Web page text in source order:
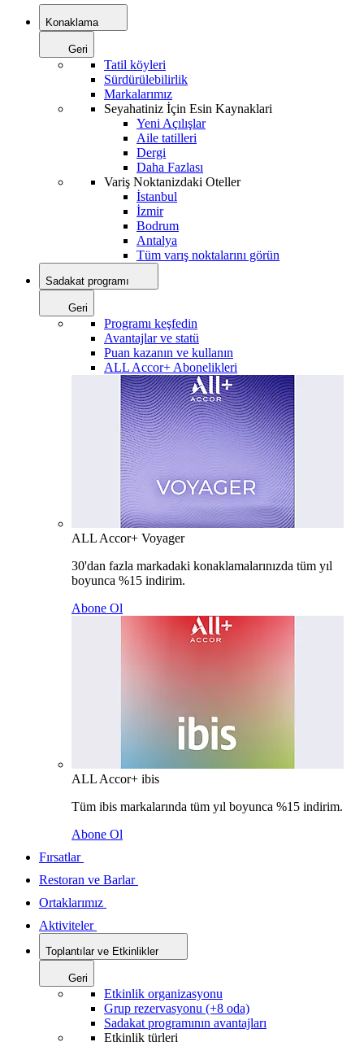
Konaklama
Geri
Tatil köyleri
Sürdürülebilirlik
Markalarımız
Seyahatiniz İçin Esin Kaynaklari
Yeni Açılışlar
Aile tatilleri
Dergi
Daha Fazlası
Variş Noktanizdaki Oteller
İstanbul
İzmir
Bodrum
Antalya
Tüm varış noktalarını görün
Sadakat programı
Geri
Programı keşfedin
Avantajlar ve statü
Puan kazanın ve kullanın
ALL Accor+ Abonelikleri
ALL Accor+ Voyager
30'dan fazla markadaki konaklamalarınızda tüm yıl
boyunca %15 indirim.
Abone Ol
ALL Accor+ ibis
Tüm ibis markalarında tüm yıl boyunca %15 indirim.
Abone Ol
Fırsatlar
Restoran ve Barlar
Ortaklarımız
Aktiviteler
Toplantılar ve Etkinlikler
Geri
Etkinlik organizasyonu
Grup rezervasyonu (+8 oda)
Sadakat programının avantajları
Etkinlik türleri